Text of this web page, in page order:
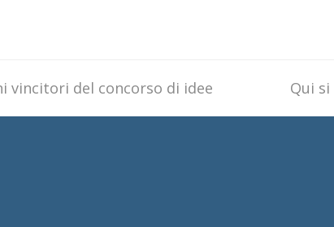
vincitori del concorso di idee
next
post:
Qui